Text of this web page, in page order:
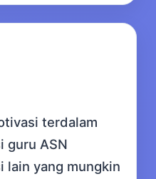
terdalam
guru ASN
lain yang mungkin